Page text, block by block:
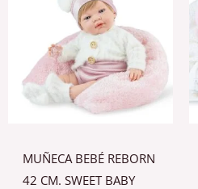
MUÑECA BEBÉ REBORN
42 CM. SWEET BABY